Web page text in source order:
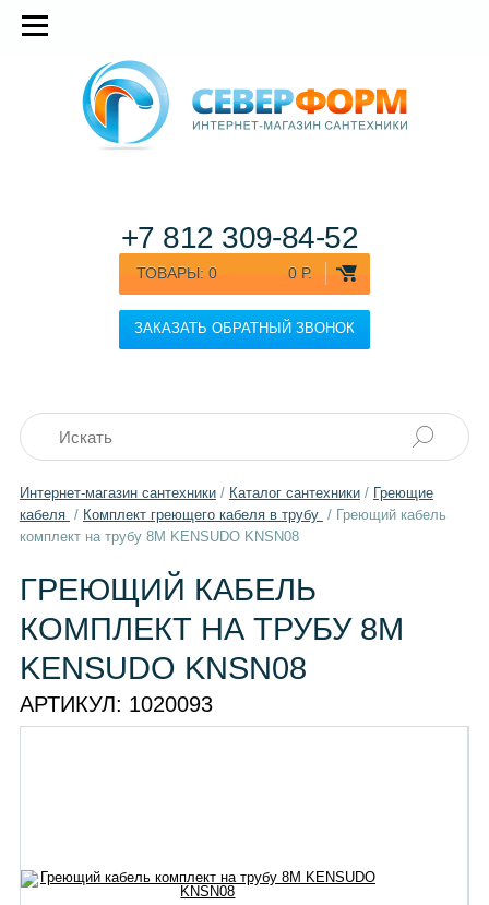
ТОВАРЫ: 0 0 Р.
ЗАКАЗАТЬ ОБРАТНЫЙ ЗВОНОК
+7 812 309-84-52
Интернет-магазин сантехники/ Каталог сантехники/ Греющие
кабеля / Комплект греющего кабеля в трубу / Греющий кабель
комплект на трубу 8М KENSUDO KNSN08
ГРЕЮЩИЙ КАБЕЛЬ
КОМПЛЕКТ НА ТРУБУ 8М
KENSUDO KNSN08
АРТИКУЛ: 1020093